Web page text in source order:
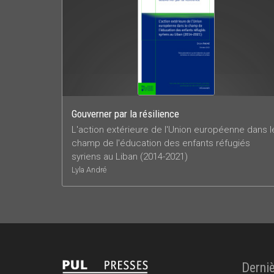
Gouverner par la résilience
L'action extérieure de l'Union européenne dans
champ de l'éducation des enfants réfugiés
syriens au Liban (2014-2021)
Lyla André